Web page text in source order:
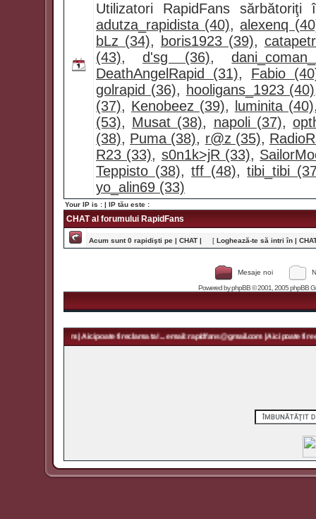
Utilizatori RapidFans
adutza_rapidista (40),alexenq
bLz (34), boris1923 (39),
(43),d'sg (36),
DeathAngelRapid (31), Fabio
golrapid (36), hooligans_1923 (40)
(37), Kenobeez (39), luminita (40)
(53), Musat (38), napoli (37),
(38), Puma (38), r@z (35),
R23 (33), s0n1k>jR (33),
Teppisto (38),tff (48),tibi_tibi
yo_alin69 (33)
Your IP is : | IP tău este :
CHAT al forumului RapidFans
Acum sunt 0 rapidişti pe | CHAT | [ Loghează-te să intri în |
Mesaje noi
Powered byphpBB© 2001, 2005 phpBB
| Aici poate fi reclama ta! ... email: rapidfans@gmail.com | Aici poate fi